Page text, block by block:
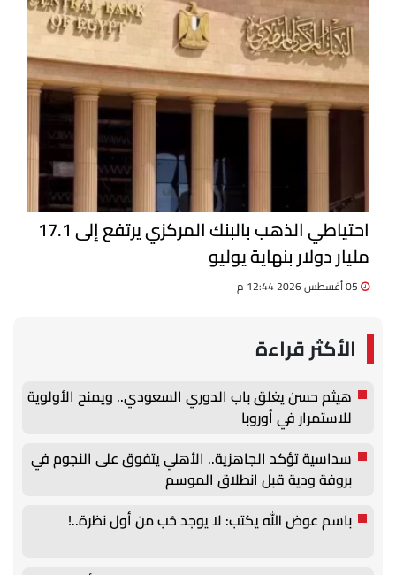
احتياطي الذهب بالبنك المركزي يرتفع إلى 17.1
مليار دولار بنهاية يوليو
الأكثر قراءة
هيثم حسن يغلق باب الدوري السعودي.. ويمنح الأولوية
للاستمرار في أوروبا
سداسية تؤكد الجاهزية.. الأهلي يتفوق على النجوم في
بروفة ودية قبل انطلاق الموسم
باسم عوض الله يكتب: لا يوجد حُب من أول نظرة..!